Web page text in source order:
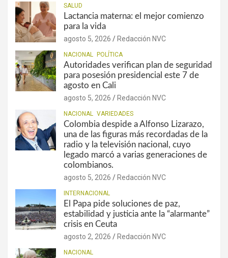
SALUD
Lactancia materna: el mejor comienzo
para la vida
agosto 5, 2026 Redacción NVC
NACIONAL POLÍTICA
Autoridades verifican plan de seguridad
para posesión presidencial este 7 de
agosto en Cali
agosto 5, 2026 Redacción NVC
NACIONAL VARIEDADES
Colombia despide a Alfonso Lizarazo,
una de las figuras más recordadas de la
radio y la televisión nacional, cuyo
legado marcó a varias generaciones de
colombianos.
agosto 5, 2026 Redacción NVC
INTERNACIONAL
El Papa pide soluciones de paz,
estabilidad y justicia ante la “alarmante”
crisis en Ceuta
agosto 2, 2026 Redacción NVC
NACIONAL